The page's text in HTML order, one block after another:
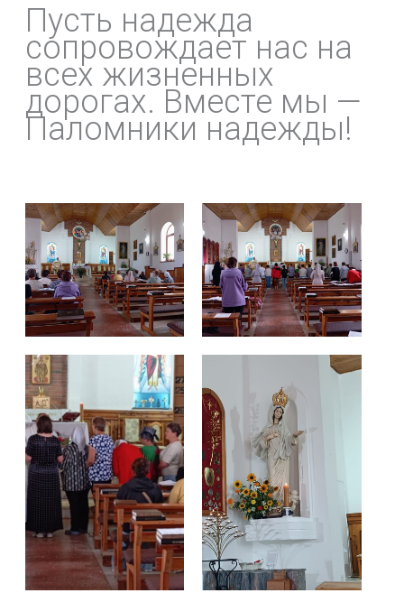
Пусть надежда
сопровождает нас на
всех жизненных
дорогах. Вместе мы —
Паломники надежды!